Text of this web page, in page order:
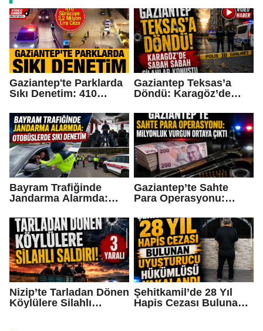
Gaziantep'te Parklarda
Sıkı Denetim: 410
Lira Ceza
Gaziantep Teksas’a
Döndü: Karagöz’de
Konuştu
Bayram Trafiğinde
Jandarma Alarmda:
Denetim
Gaziantep’te Sahte
Para Operasyonu:
Ortaya Çıktı
Nizip’te Tarladan Dönen
Köylülere Silahlı
Şehitkamil’de 28 Yıl
Hapis Cezası Bulunan